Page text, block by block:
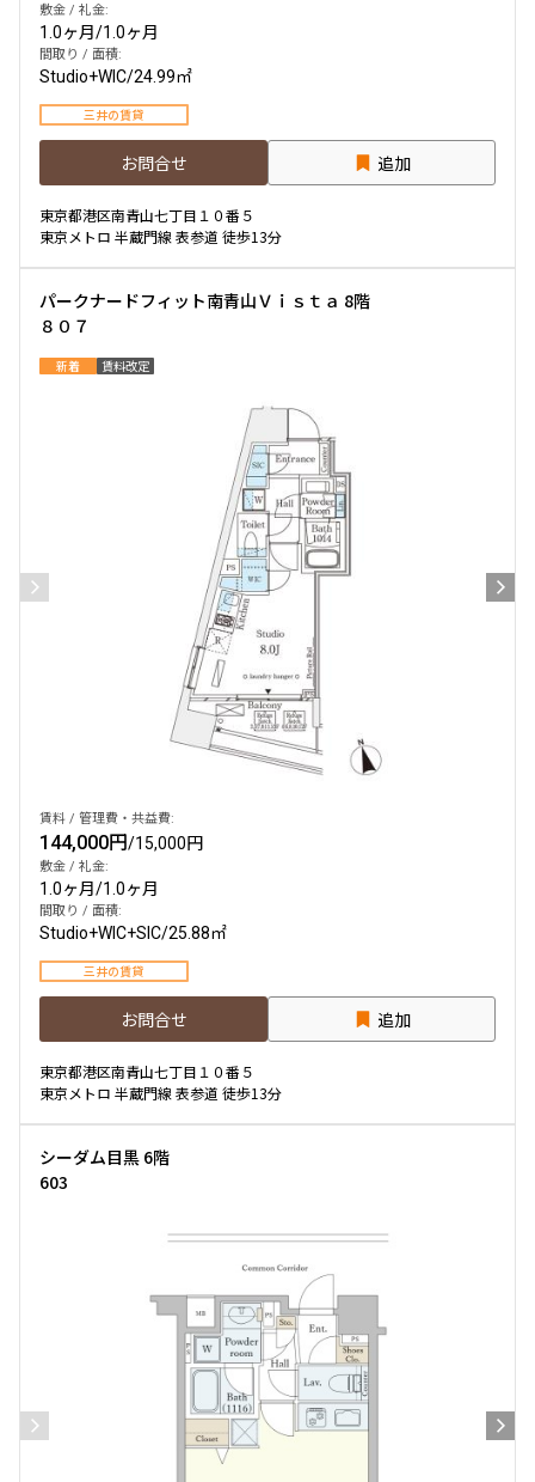
敷金 / 礼金:
1.0ヶ月/1.0ヶ月
間取り / 面積:
Studio+WIC/24.99㎡
三井の賃貸
お問合せ 追加
東京都港区南青山七丁目１０番５
東京メトロ 半蔵門線 表参道 徒歩13分
パークナードフィット南青山Ｖｉｓｔａ 8階
８０７
新着 賃料改定
賃料 / 管理費・共益費:
144,000円/15,000円
敷金 / 礼金:
1.0ヶ月/1.0ヶ月
間取り / 面積:
Studio+WIC+SIC/25.88㎡
三井の賃貸
お問合せ 追加
東京都港区南青山七丁目１０番５
東京メトロ 半蔵門線 表参道 徒歩13分
シーダム目黒 6階
603